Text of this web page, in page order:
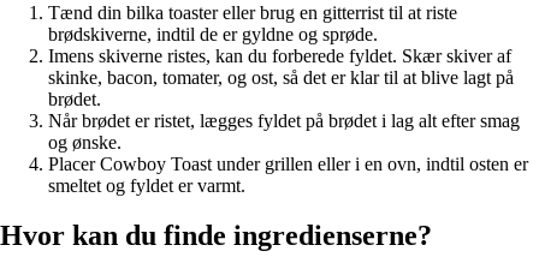
Tænd din bilka toaster eller brug en gitterrist til at riste
brødskiverne, indtil de er gyldne og sprøde.
Imens skiverne ristes, kan du forberede fyldet. Skær skiver af
skinke, bacon, tomater, og ost, så det er klar til at blive lagt på
brødet.
Når brødet er ristet, lægges fyldet på brødet i lag alt efter smag
og ønske.
Placer Cowboy Toast under grillen eller i en ovn, indtil osten er
smeltet og fyldet er varmt.
Hvor kan du finde ingredienserne?